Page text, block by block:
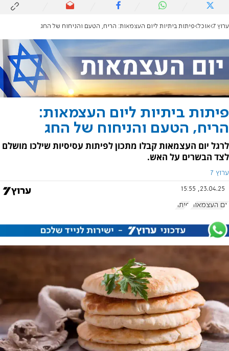
ערוץ 7 אוכל פיתות ביתיות ליום העצמאות: הריח, הטעם והניחוח של החג
פיתות ביתיות ליום העצמאות:
הריח, הטעם והניחוח של החג
לרגל יום העצמאות קבלו מתכון לפיתות עסיסיות שילכו מושלם
לצד הבשרים על האש.
ערוץ 7
23.04.25, 15:55
יום העצמאות פיתה